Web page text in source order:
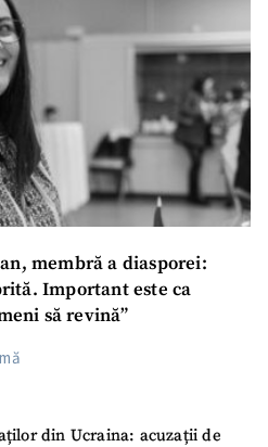
membră a diasporei:
Important este ca
să revină”
din Ucraina: acuzații de